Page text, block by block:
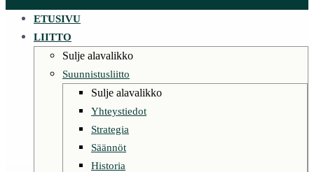
ETUSIVU
LIITTO
Sulje alavalikko
Suunnistusliitto
Sulje alavalikko
Yhteystiedot
Strategia
Säännöt
Historia